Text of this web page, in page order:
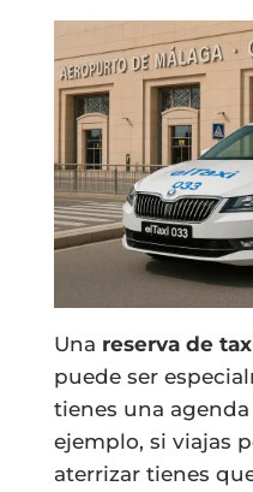
Una reserva de
puede ser
tienes una
ejemplo, si viajas
aterrizar tienes